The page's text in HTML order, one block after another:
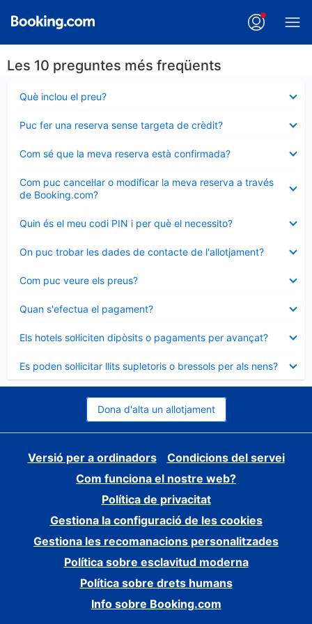
Les 10 preguntes més freqüents
Què inclou el preu?
tancat
Puc fer una reserva sense targeta de crèdit?
tancat
Com sé que la meva reserva està confirmada?
tancat
Com puc cancel·lar o modificar la meva reserva a través
de Booking.com?
tancat
Quin és el meu codi PIN i per què el necessito?
tancat
On puc trobar les dades de contacte de l'allotjament?
tancat
Com puc veure els preus?
tancat
Quan s'efectua el pagament?
tancat
Els hotels sol·liciten dipòsits o pagaments per avançat?
tancat
Es poden sol·licitar llits supletoris o bressols per als nens?
tancat
Dona d'alta un allotjament
Versió per a ordinadors
Condicions del servei
Com funciona el nostre web?
Política de privacitat
Gestiona la configuració de les cookies
Gestiona les recomanacions personalitzades
Política sobre esclavitud moderna
Política sobre drets humans
Info sobre Booking.com